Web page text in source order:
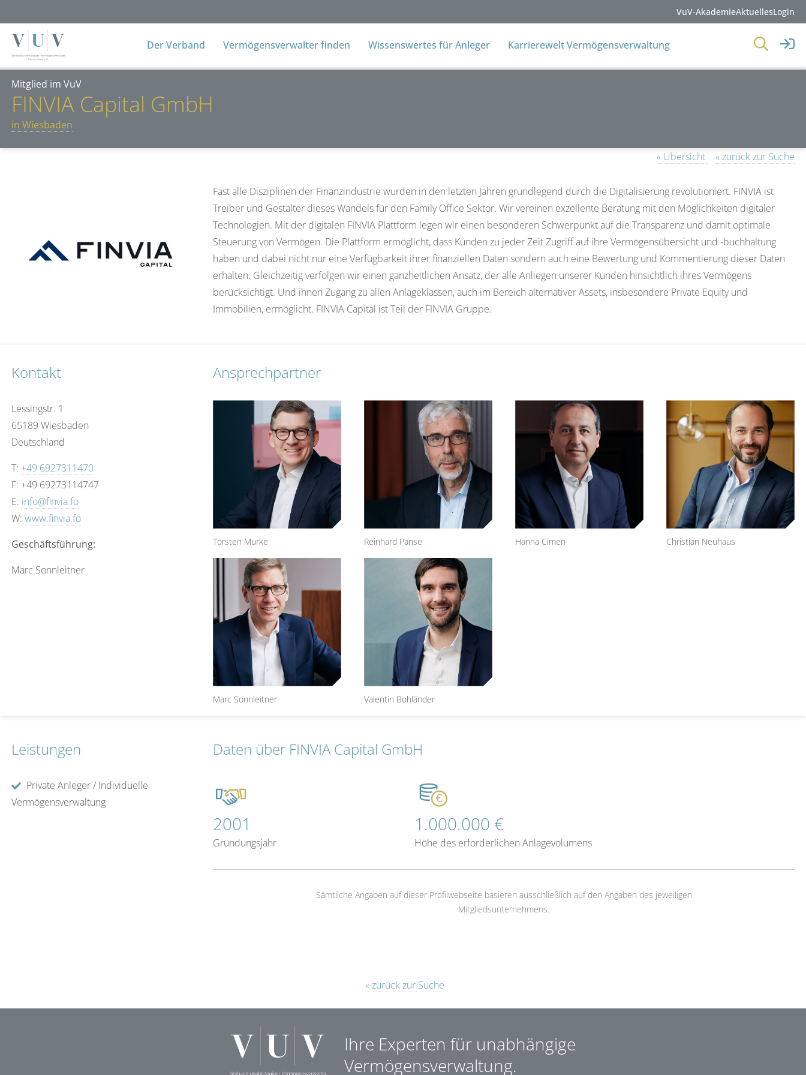
VuV-AkademieAktuellesLogin
Der Verband Vermögensverwalter finden Wissenswertes für Anleger Karrierewelt Vermögensverwaltung
Mitglied im VuV
FINVIA Capital GmbH
in Wiesbaden
« Übersicht « zurück zur Suche
Fast alle Disziplinen der Finanzindustrie wurden in den letzten Jahren grundlegend durch die Digitalisierung revolutioniert. FINVIA ist
Treiber und Gestalter dieses Wandels für den Family Office Sektor. Wir vereinen exzellente Beratung mit den Möglichkeiten digitaler
Technologien. Mit der digitalen FINVIA Plattform legen wir einen besonderen Schwerpunkt auf die Transparenz und damit optimale
Steuerung von Vermögen. Die Plattform ermöglicht, dass Kunden zu jeder Zeit Zugriff auf ihre Vermögensübersicht und -buchhaltung
haben und dabei nicht nur eine Verfügbarkeit ihrer finanziellen Daten sondern auch eine Bewertung und Kommentierung dieser Daten
erhalten. Gleichzeitig verfolgen wir einen ganzheitlichen Ansatz, der alle Anliegen unserer Kunden hinsichtlich ihres Vermögens
berücksichtigt. Und ihnen Zugang zu allen Anlageklassen, auch im Bereich alternativer Assets, insbesondere Private Equity und
Immobilien, ermöglicht. FINVIA Capital ist Teil der FINVIA Gruppe.
Kontakt
Lessingstr. 1
65189 Wiesbaden
Deutschland
T: +49 6927311470
F: +49 69273114747
E: info@finvia.fo
W:www.finvia.fo
Geschäftsführung:
Marc Sonnleitner
Ansprechpartner
Torsten Murke Reinhard Panse Hanna Cimen Christian Neuhaus
Marc Sonnleitner Valentin Bohländer
Leistungen
Private Anleger / Individuelle
Vermögensverwaltung
Daten über FINVIA Capital GmbH
2001
Gründungsjahr
1.000.000 €
Höhe des erforderlichen Anlagevolumens
Sämtliche Angaben auf dieser Profilwebseite basieren ausschließlich auf den Angaben des jeweiligen
Mitgliedsunternehmens.
« zurück zur Suche
Ihre Experten für unabhängige
Vermögensverwaltung.